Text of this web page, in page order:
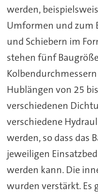
werden,
Umformen und zum
und Schiebern im
stehen fünf
Hublängen von 25
verschiedenen
verschiedene
werden, so dass das
jeweiligen
werden kann. Die
wurden verstärkt. Es